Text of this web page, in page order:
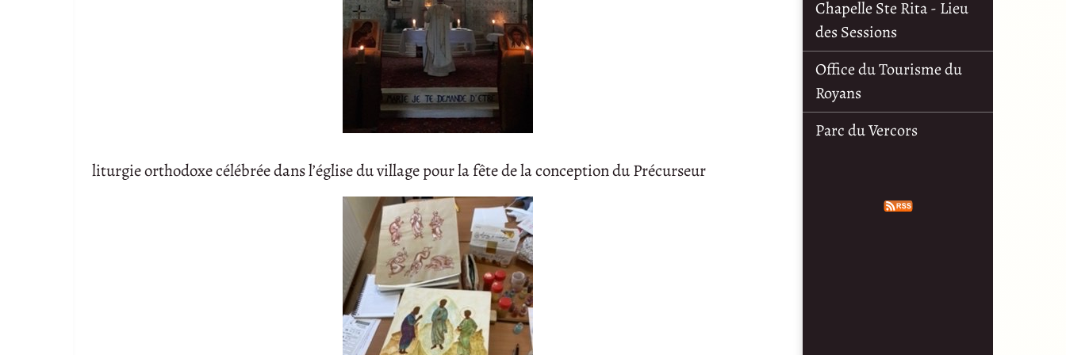
liturgie orthodoxe célébrée dans l’église du village pour la fête de la conception du Précurseur
Chapelle Ste Rita - Lieu
des Sessions
Office du Tourisme du
Royans
Parc du Vercors